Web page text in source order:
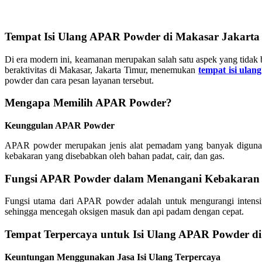
Tempat Isi Ulang APAR Powder di Makasar
Di era modern ini, keamanan merupakan salah satu aspek yang
beraktivitas di Makasar, Jakarta Timur, menemukantempat isi
powder dan cara pesan layanan tersebut.
Mengapa Memilih APAR Powder?
Keunggulan APAR Powder
APAR powder merupakan jenis alat pemadam yang banyak
kebakaran yang disebabkan oleh bahan padat, cair, dan gas.
Fungsi APAR Powder dalam Menangani Kebakaran
Fungsi utama dari APAR powder adalah untuk mengurangi
sehingga mencegah oksigen masuk dan api padam dengan cepat.
Tempat Terpercaya untuk Isi Ulang APAR Powder
Keuntungan Menggunakan Jasa Isi Ulang Terpercaya